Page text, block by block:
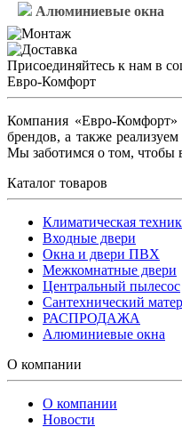
Алюминиевые окна
Присоединяйтесь к нам в
Евро-Комфорт
Компания «Евро-Комфорт»
брендов, а также
Мы заботимся о том,
Каталог товаров
Климатическая
Входные двери
Окна и двери ПВХ
Межкомнатные двери
Центральный пылесос
Сантехнический
РАСПРОДАЖА
Алюминиевые окна
О компании
О компании
Новости